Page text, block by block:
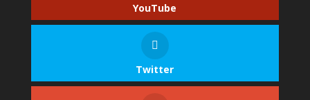
YouTube
Twitter